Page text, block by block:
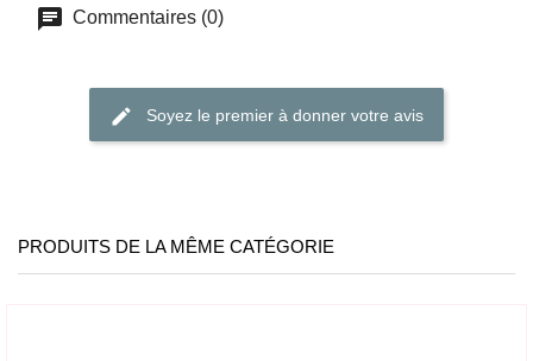
Commentaires (0)
Soyez le premier à donner votre avis
PRODUITS DE LA MÊME CATÉGORIE